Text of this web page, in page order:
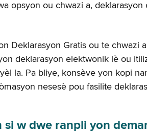
opsyon ou chwazi a,
Deklarasyon Gratis ou te chwazi
deklarasyon elektwonik lè ou
la. Pa bliye, konsève yon kopi
nesesè pou fasilite
si w dwe ranpli yon